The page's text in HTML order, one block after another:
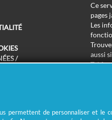
/
Ce
pages
Les
aussi
Tel.fr
permettent de personnaliser et le